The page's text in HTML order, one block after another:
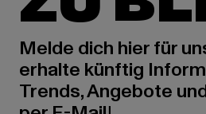
Melde dich hier für
erhalte künftig
Trends, Angebote